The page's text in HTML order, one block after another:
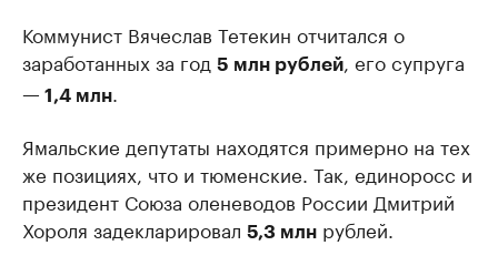
Коммунист Вячеслав Тетекин отчитался о
заработанных за год 5 млн рублей, его супруга
— 1,4 млн.
Ямальские депутаты находятся примерно на тех
же позициях, что и тюменские. Так, единоросс и
президент Союза оленеводов России Дмитрий
Хороля задекларировал 5,3 млн рублей.